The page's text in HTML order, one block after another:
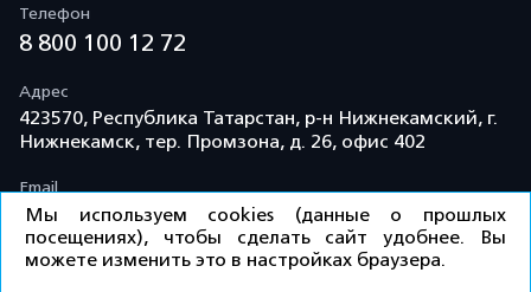
Телефон
8 800 100 12 72
Адрес
423570, Республика Татарстан, р-н Нижнекамский, г.
Нижнекамск, тер. Промзона, д. 26, офис 402
Email
info@td-kama.com
Мы используем cookies (данные о прошлых
посещениях), чтобы сделать сайт удобнее. Вы
можете изменить это в настройках браузера.